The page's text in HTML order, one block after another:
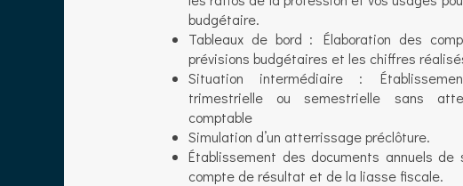
budgétaire.
Tableaux de bord : Élaboration des
prévisions budgétaires et les chiffres
Situation intermédiaire :
trimestrielle ou semestrielle sans
comptable
Simulation d’un atterrissage préclôture.
Établissement des documents annuels de
compte de résultat et de la liasse fiscale.